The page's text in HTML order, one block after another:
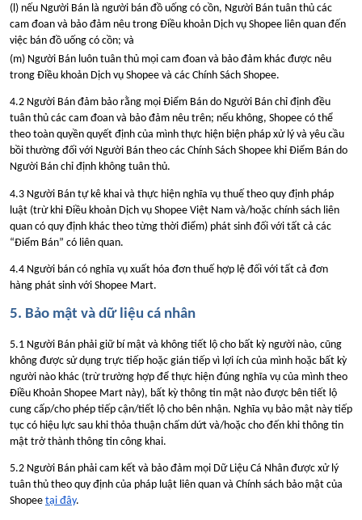
(l) nếu Người Bán là người bán đồ uống có cồn, Người Bán tuân thủ các
cam đoan và bảo đảm nêu trong Điều khoản Dịch vụ Shopee liên quan đến
việc bán đồ uống có cồn; và
(m) Người Bán luôn tuân thủ mọi cam đoan và bảo đảm khác được nêu
trong Điều khoản Dịch vụ Shopee và các Chính Sách Shopee.
4.2 Người Bán đảm bảo rằng mọi Điểm Bán do Người Bán chỉ định đều
tuân thủ các cam đoan và bảo đảm nêu trên; nếu không, Shopee có thể
theo toàn quyền quyết định của mình thực hiện biện pháp xử lý và yêu cầu
bồi thường đối với Người Bán theo các Chính Sách Shopee khi Điểm Bán do
Người Bán chỉ định không tuân thủ.
4.3 Người Bán tự kê khai và thực hiện nghĩa vụ thuế theo quy định pháp
luật (trừ khi Điều khoản Dịch vụ Shopee Việt Nam và/hoặc chính sách liên
quan có quy định khác theo từng thời điểm) phát sinh đối với tất cả các
“Điểm Bán” có liên quan.
4.4 Người bán có nghĩa vụ xuất hóa đơn thuế hợp lệ đối với tất cả đơn
hàng phát sinh với Shopee Mart.
5. Bảo mật và dữ liệu cá nhân
5.1 Người Bán phải giữ bí mật và không tiết lộ cho bất kỳ người nào, cũng
không được sử dụng trực tiếp hoặc gián tiếp vì lợi ích của mình hoặc bất kỳ
người nào khác (trừ trường hợp để thực hiện đúng nghĩa vụ của mình theo
Điều Khoản Shopee Mart này), bất kỳ thông tin mật nào được bên tiết lộ
cung cấp/cho phép tiếp cận/tiết lộ cho bên nhận. Nghĩa vụ bảo mật này tiếp
tục có hiệu lực sau khi thỏa thuận chấm dứt và/hoặc cho đến khi thông tin
mật trở thành thông tin công khai.
5.2 Người Bán phải cam kết và bảo đảm mọi Dữ Liệu Cá Nhân được xử lý
tuân thủ theo quy định của pháp luật liên quan và Chính sách bảo mật của
Shopee tại đây.